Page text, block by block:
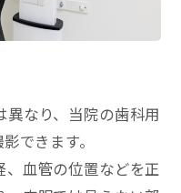
なり、当院の歯科用
できます。
、血管の位置などを正